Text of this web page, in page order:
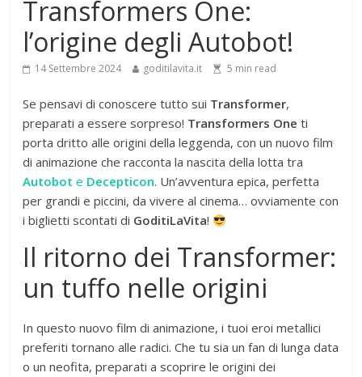
Transformers One:
l’origine degli Autobot!
14 Settembre 2024 goditilavita.it 5 min read
Se pensavi di conoscere tutto sui Transformer,
preparati a essere sorpreso! Transformers One ti
porta dritto alle origini della leggenda, con un nuovo film
di animazione che racconta la nascita della lotta tra
Autobot e Decepticon. Un’avventura epica, perfetta
per grandi e piccini, da vivere al cinema… ovviamente con
i biglietti scontati di GoditiLaVita!
Il ritorno dei Transformer:
un tuffo nelle origini
In questo nuovo film di animazione, i tuoi eroi metallici
preferiti tornano alle radici. Che tu sia un fan di lunga data
o un neofita, preparati a scoprire le origini dei